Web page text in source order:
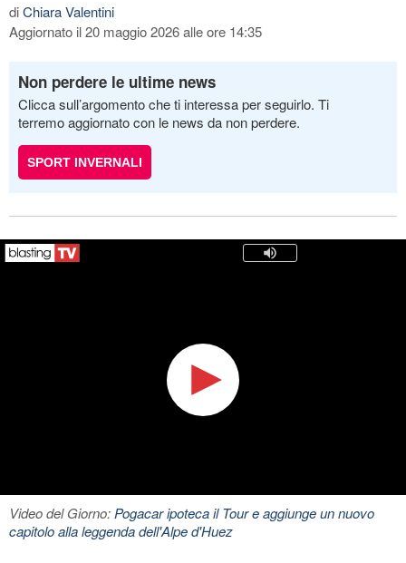
diChiara Valentini
Aggiornato il 20 maggio 2026 alle ore 14:35
Non perdere le ultime news
Clicca sull’argomento che ti interessa per seguirlo. Ti
terremo aggiornato con le news da non perdere.
SPORT INVERNALI
Video del Giorno:Pogacar ipoteca il Tour e aggiunge un nuovo
capitolo alla leggenda dell'Alpe d'Huez